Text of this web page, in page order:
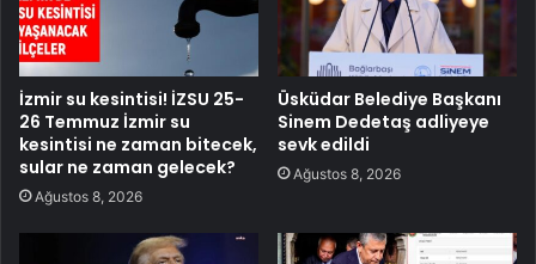
İzmir su kesintisi! İZSU 25-
26 Temmuz İzmir su
kesintisi ne zaman bitecek,
sular ne zaman gelecek?
Ağustos 8, 2026
Üsküdar Belediye Başkanı
Sinem Dedetaş adliyeye
sevk edildi
Ağustos 8, 2026